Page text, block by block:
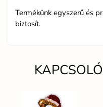
Termékünk egyszerű és
biztosít.